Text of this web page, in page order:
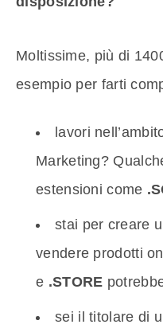
Moltissime, più di
esempio per farti
lavori
Marketing?
estensioni come
stai per creare
vendere prodotti
e .STORE
sei il titolare di